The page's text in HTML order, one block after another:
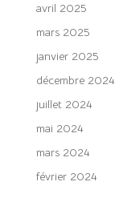
avril 2025
mars 2025
janvier 2025
décembre 2024
juillet 2024
mai 2024
mars 2024
février 2024